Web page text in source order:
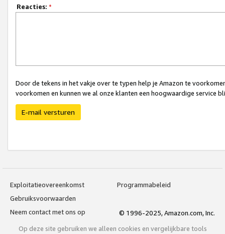
Reacties: *
Door de tekens in het vakje over te typen help je Amazon te
voorkomen en kunnen we al onze klanten een hoogwaardige service
E-mail versturen
Exploitatieovereenkomst
Programmabeleid
Gebruiksvoorwaarden
Neem contact met ons op
© 1996-2025, Amazon.com, Inc.
Op deze site gebruiken we alleen cookies en vergelijkbare tools